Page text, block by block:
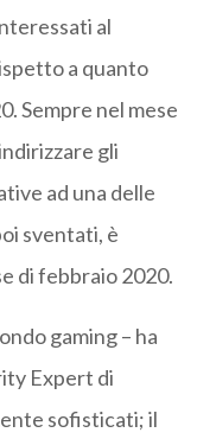
al
a quanto
Sempre nel mese
gli
ad una delle
sventati, è
di febbraio 2020.
gaming – ha
Expert di
sofisticati; il